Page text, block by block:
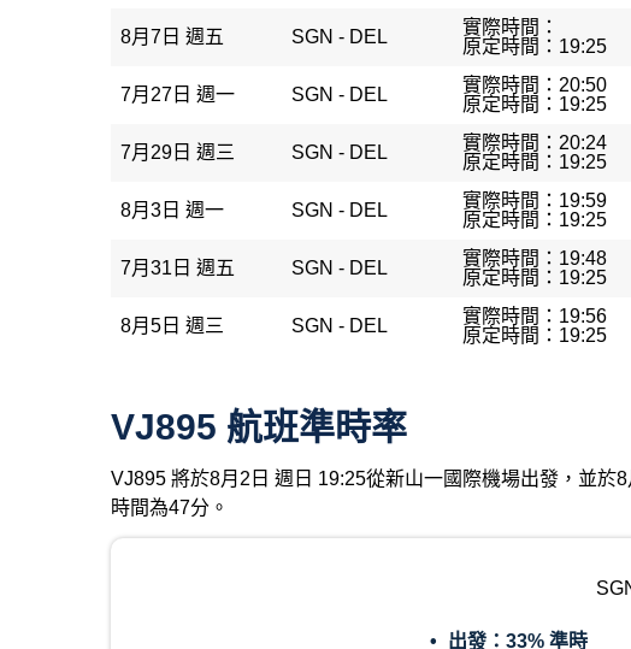
8月7日 週五 SGN - DEL
實際時間：
原定時間：19:25
7月27日 週一 SGN - DEL
實際時間：20:50
原定時間：19:25
7月29日 週三 SGN - DEL
實際時間：20:24
原定時間：19:25
8月3日 週一 SGN - DEL
實際時間：19:59
原定時間：19:25
7月31日 週五 SGN - DEL
實際時間：19:48
原定時間：19:25
8月5日 週三 SGN - DEL
實際時間：19:56
原定時間：19:25
VJ895 航班準時率
VJ895 將於8月2日 週日 19:25從新山一國際機場出發，並
時間為47分。
出發： 33% 準時